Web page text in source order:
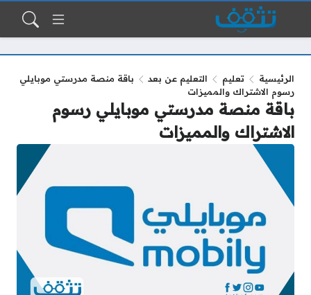
الرئيسية تعليم التعليم عن بعد
باقة منصة مدرستي موبايلي
رسوم الاشتراك والمميزات
باقة منصة مدرستي موبايلي رسوم
الاشتراك والمميزات